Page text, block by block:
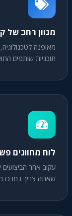
מגוון רחב של
מאופנה
תוכניות שותפים
לוח מחוונים
עקוב אחר
שאתה צריך במרכז